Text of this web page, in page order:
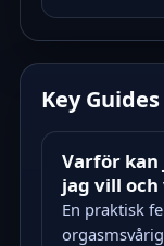
Key Guides
Varför kan
jag vill och
En praktisk